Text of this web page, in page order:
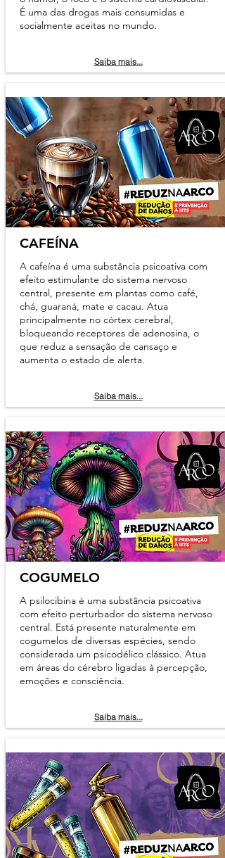
É uma das drogas mais consumidas e
socialmente aceitas no mundo.
Saiba mais...
CAFEÍNA
A cafeína é uma substância psicoativa com
efeito estimulante do sistema nervoso
central, presente em plantas como café,
chá, guaraná, mate e cacau. Atua
principalmente no córtex cerebral,
bloqueando receptores de adenosina, o
que reduz a sensação de cansaço e
aumenta o estado de alerta.
Saiba mais...
COGUMELO
A psilocibina é uma substância psicoativa
com efeito perturbador do sistema nervoso
central. Está presente naturalmente em
cogumelos de diversas espécies, sendo
considerada um psicodélico clássico. Atua
em áreas do cérebro ligadas à percepção,
emoções e consciência.
Saiba mais...